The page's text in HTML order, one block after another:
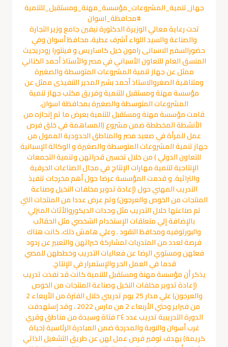
جهاز_تنمية_المشروعات_مؤسسة_مهنة_ومستقبل_للتنمية
#محافظة_اسوان
تحت رعاية معالي الوزيرة الدكتورة نيفين جامع وزير التجارة
والصناعة والسيد اللواء أشرف عطية، محافظ أسوان وفي
حضورالسفير الاسبانى رامون خيل كاساريس و فينتورا رودريجيث
المنسق العام للتعاون الأسباني في مصر والأستاذ أحمد الكناني
ممثل عن جهاز تنمية المشروعات المتوسطة والصغيرة
ومتناهية الصغروالاستاذ أحمد بشير المدير التنفيذى ممثل عن
مؤسسة مهنة ومستقبل للتنمية وفريق مكتب جهاز تنمية
المشروعات المتوسطة والصغيرة بمحافظة اسوان.
قامت مؤسسة مهنة ومستقبل للتنمية بعرض ما تم إنجازه من
الأنشطة المخططة ضمن مشروع (المساهمة في خلق فرص
عمل للمرأة في صعيد مصر والمناطق الحدودية الممول من
جهاز تنمية المشروعات المتوسطة والصغيرة و الوكالة الإسبانية
للتعاون الدولي ) من خلال تحسين قدراتهن وتنمية التجمعات
الإنتاجية لتنمية مهارات الإنتاج في مجال الصناعات الحرفية
والتراثية. و قدمت المؤسسة عرضا حول أهم مخرجات تنفيذ
التدريب المهني حول (إعادة تدوير مخلفات النخيل وصناعة
المنتجات من الخوص والعرجون) وتم عرض عددا من المنتجات التي
تم صناعتها خلال التدريب مثل وحدات الديكوروالأثاث المنزلي
بالإضافة إلي متعلقات الإستخدام الشخصي مثل الحقائب
والبورتوفيه ومحافظ النقود . وعلي هامش ذلك، كانت هناك
فرصة لعدد من المتدربات لمشاركة خبراتهن والتعبير عن ردود
فعلهن ومستوي الرضا عن فعاليات التدريب وخططهن للمضي
قدما في العمل الحر والإستمرار في الإنتاج.
يذكر أن مؤسسة مهنة ومستقبل للتنمية كانت قد نفذت تدريب
(إعادة تدوير مخلفات النخيل وصناعة المنتجات من الخوص
والعرجون) علي مدار 25 يوم تدريبي خلال الفترة من الأربعاء 2
من فبراير وحتي الأربعاء 2 من مارس 2022 . وقد إستهدفت
الدورة التدريبية تدريب عدد ٢٤ فتاة وسيدة من مناطق وقري
غرب أسوان والنوبة والمدرجة ضمن المبادرة الرئاسية (حياة
كريمة) بهدف توفير فرص عمل لهن عن طريق التشغيل الذاتي